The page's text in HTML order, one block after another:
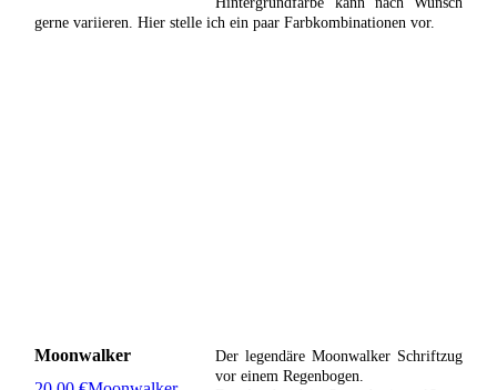
gerne variieren. Hier stelle ich ein paar Farbkombinationen vor.
Moonwalker
Der legendäre Moonwalker Schriftzug
vor einem Regenbogen.